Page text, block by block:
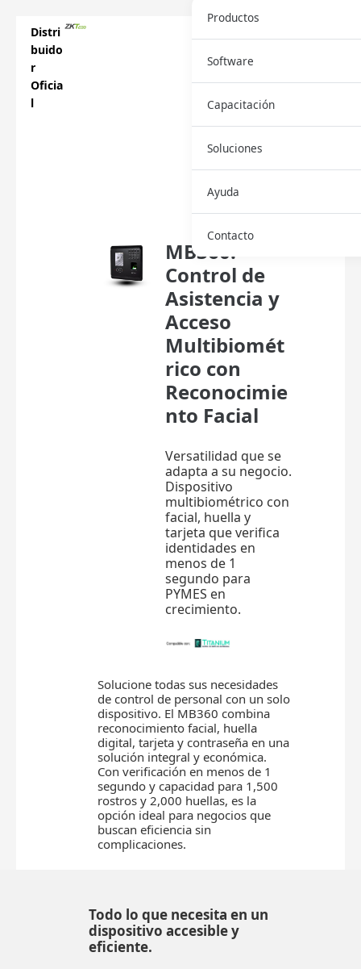
Distri
buido
r
Oficia
l
Descar
Ficha
MB360:
Control de
Asistencia y
Acceso
Multibiomét
rico con
Reconocimie
nto Facial
Versatilidad que se
adapta a su negocio.
Dispositivo
multibiométrico con
facial, huella y
tarjeta que verifica
identidades en
menos de 1
segundo para
PYMES en
crecimiento.
Solucione todas sus necesidades
de control de personal con un solo
dispositivo. El MB360 combina
reconocimiento facial, huella
digital, tarjeta y contraseña en una
solución integral y económica.
Con verificación en menos de 1
segundo y capacidad para 1,500
rostros y 2,000 huellas, es la
opción ideal para negocios que
buscan eficiencia sin
complicaciones.
Todo lo que necesita en un
dispositivo accesible y
eficiente.
Productos
Software
Capacitación
Soluciones
Ayuda
Contacto